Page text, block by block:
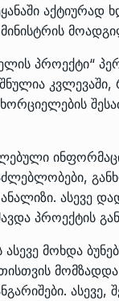
პროექტი“
ასევე
პროექტის
მოხდა